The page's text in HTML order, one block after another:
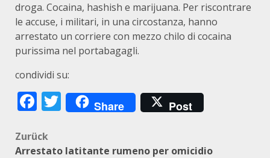
droga. Cocaina, hashish e marijuana. Per riscontrare
le accuse, i militari, in una circostanza, hanno
arrestato un corriere con mezzo chilo di cocaina
purissima nel portabagagli.
condividi su:
Facebook
Twitter
Share Post
Beitragsnavigation
Zurück
Arrestato latitante rumeno per omicidio